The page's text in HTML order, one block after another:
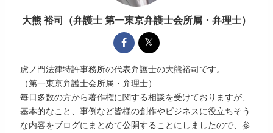
大熊 裕司（弁護士 第一東京弁護士会所属・弁理士）
虎ノ門法律特許事務所の代表弁護士の大熊裕司です。
（第一東京弁護士会所属・弁理士）
毎日多数の方から著作権に関する相談を受けておりますが、
基本的なこと、事例など皆様の創作やビジネスに役立ちそう
な内容をブログにまとめて公開することにしましたので、参